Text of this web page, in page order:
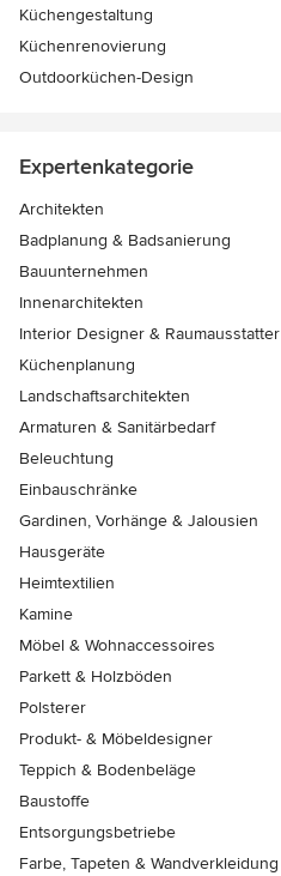
Küchengestaltung
Küchenrenovierung
Outdoorküchen-Design
Expertenkategorie
Architekten
Badplanung & Badsanierung
Bauunternehmen
Innenarchitekten
Interior Designer & Raumausstatter
Küchenplanung
Landschaftsarchitekten
Armaturen & Sanitärbedarf
Beleuchtung
Einbauschränke
Gardinen, Vorhänge & Jalousien
Hausgeräte
Heimtextilien
Kamine
Möbel & Wohnaccessoires
Parkett & Holzböden
Polsterer
Produkt- & Möbeldesigner
Teppich & Bodenbeläge
Baustoffe
Entsorgungsbetriebe
Farbe, Tapeten & Wandverkleidung